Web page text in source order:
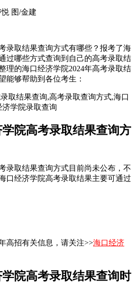
图/金建
录取结果查询方式有哪些？报考了海
过哪些方式查询到自己的高考录取结
理的海口经济学院2024年高考录取结
能够帮助到各位考生：
学院高考录取结果查询方
录取结果查询方式目前尚未公布，不
口经济学院高考录取结果主要可通过
高招有关信息，请关注>>海口经济
学院高考录取结果查询时